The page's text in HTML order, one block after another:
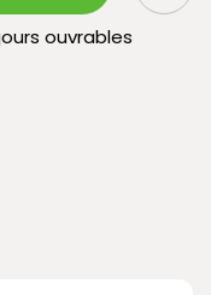
ouvrables